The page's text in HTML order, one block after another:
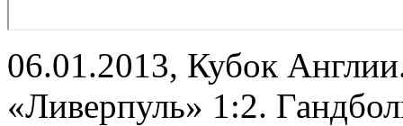
06.01.2013, Кубок
«Ливерпуль» 1:2.